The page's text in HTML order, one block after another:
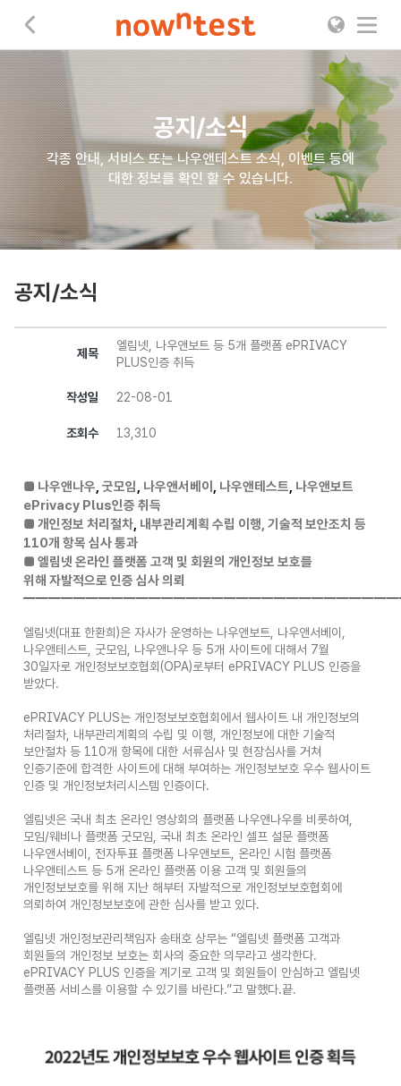
공지/소식
각종 안내, 서비스 또는 나우앤테스트 소식, 이벤트 등에
대한 정보를 확인 할 수 있습니다.
공지/소식
제목
엘림넷, 나우앤보트 등 5개 플랫폼 ePRIVACY
PLUS인증 취득
작성일 22-08-01
조회수 13,310
■ 나우앤나우, 굿모임, 나우앤서베이 , 나우앤테스트, 나우앤보트
ePrivacy Plus인증 취득
■ 개인정보 처리절차, 내부관리계획 수립 이행, 기술적 보안조치 등
110개 항목 심사 통과
■ 엘림넷 온라인 플랫폼 고객 및 회원의 개인정보 보호를
위해 자발적으로 인증 심사 의뢰
엘림넷(대표 한환희)은 자사가 운영하는 나우앤보트, 나우앤서베이,
나우앤테스트, 굿모임, 나우앤나우 등 5개 사이트에 대해서 7월
30일자로 개인정보보호협회(OPA)로부터 ePRIVACY PLUS 인증을
받았다.
ePRIVACY PLUS는 개인정보보호협회에서 웹사이트 내 개인정보의
처리절차, 내부관리계획의 수립 및 이행, 개인정보에 대한 기술적
보안절차 등 110개 항목에 대한 서류심사 및 현장심사를 거쳐
인증기준에 합격한 사이트에 대해 부여하는 개인정보보호 우수 웹사이트
인증 및 개인정보처리시스템 인증이다.
엘림넷은 국내 최초 온라인 영상회의 플랫폼 나우앤나우를 비롯하여,
모임/웨비나 플랫폼 굿모임, 국내 최초 온라인 셀프 설문 플랫폼
나우앤서베이, 전자투표 플랫폼 나우앤보트, 온라인 시험 플랫폼
나우앤테스트 등 5개 온라인 플랫폼 이용 고객 및 회원들의
개인정보보호를 위해 지난 해부터 자발적으로 개인정보보호협회에
의뢰하여 개인정보보호에 관한 심사를 받고 있다.
엘림넷 개인정보관리책임자 송태호 상무는 “엘림넷 플랫폼 고객과
회원들의 개인정보 보호는 회사의 중요한 의무라고 생각한다.
ePRIVACY PLUS 인증을 계기로 고객 및 회원들이 안심하고 엘림넷
플랫폼 서비스를 이용할 수 있기를 바란다.”고 말했다.끝.